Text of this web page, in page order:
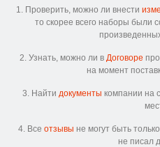
1. Проверить, можно ли внести
то скорее всего наборы были
2. Узнать, можно ли в Договоре
на момент
3. Найти документы компании на
4. Все отзывы не могут быть
не писал